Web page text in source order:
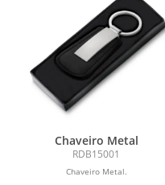
Chaveiro Metal
RDB15001
Chaveiro Metal.